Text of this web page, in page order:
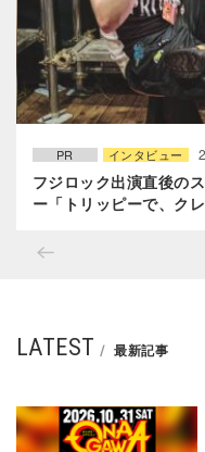
PR インタビュー
フジロック出演直後の
ー「トリッピーで、ク
LATEST 最新記事